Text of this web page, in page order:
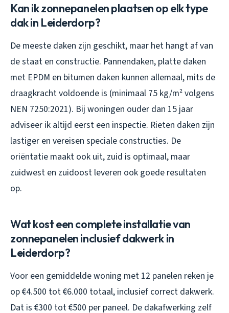
Kan ik zonnepanelen plaatsen op elk type
dak in Leiderdorp?
De meeste daken zijn geschikt, maar het hangt af van
de staat en constructie. Pannendaken, platte daken
met EPDM en bitumen daken kunnen allemaal, mits de
draagkracht voldoende is (minimaal 75 kg/m² volgens
NEN 7250:2021). Bij woningen ouder dan 15 jaar
adviseer ik altijd eerst een inspectie. Rieten daken zijn
lastiger en vereisen speciale constructies. De
oriëntatie maakt ook uit, zuid is optimaal, maar
zuidwest en zuidoost leveren ook goede resultaten
op.
Wat kost een complete installatie van
zonnepanelen inclusief dakwerk in
Leiderdorp?
Voor een gemiddelde woning met 12 panelen reken je
op €4.500 tot €6.000 totaal, inclusief correct dakwerk.
Dat is €300 tot €500 per paneel. De dakafwerking zelf